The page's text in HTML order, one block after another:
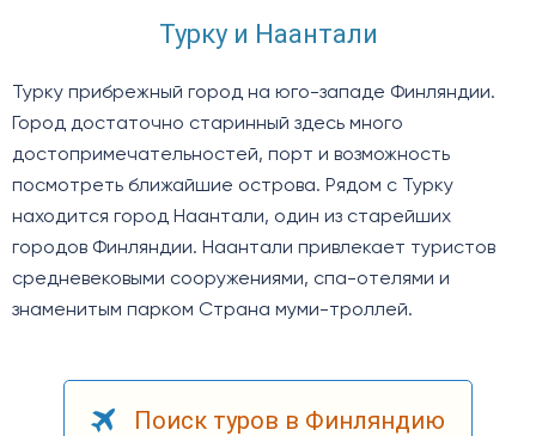
Турку и Наантали
Турку прибрежный город на юго-западе Финляндии.
Город достаточно старинный здесь много
достопримечательностей, порт и возможность
посмотреть ближайшие острова. Рядом с Турку
находится город Наантали, один из старейших
городов Финляндии. Наантали привлекает туристов
средневековыми сооружениями, спа-отелями и
знаменитым парком Страна муми-троллей.
Поиск туров в Финляндию